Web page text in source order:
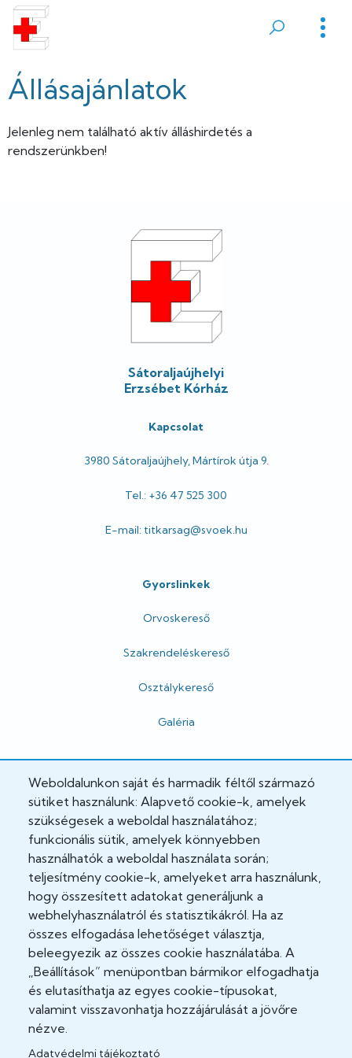
Ugrás
tartalomraSátoraljaújhelyi
Erzsébet
Kórház
Állásajánlatok
Jelenleg nem található aktív álláshirdetés a
rendszerünkben!
Sátoraljaújhelyi
Erzsébet Kórház
Kapcsolat
3980 Sátoraljaújhely, Mártírok útja 9.
Tel.: +36 47 525 300
E-mail: titkarsag@svoek.hu
Gyorslinkek
Orvoskereső
Szakrendeléskereső
Osztálykereső
Galéria
Hivatalos
Adatkezelési tájékoztató
Adatvédelmi tisztviselő
Akadálymentesítési nyilatkozat
Cookie Policy
Felhasználási feltételek
Impresszum
Jogi nyilatkozatok
Weboldalunkon saját és harmadik féltől származó
sütiket használunk: Alapvető cookie-k, amelyek
szükségesek a weboldal használatához;
funkcionális sütik, amelyek könnyebben
használhatók a weboldal használata során;
teljesítmény cookie-k, amelyeket arra használunk,
hogy összesített adatokat generáljunk a
webhelyhasználatról és statisztikákról. Ha az
összes elfogadása lehetőséget választja,
beleegyezik az összes cookie használatába. A
„Beállítások” menüpontban bármikor elfogadhatja
és elutasíthatja az egyes cookie-típusokat,
valamint visszavonhatja hozzájárulását a jövőre
nézve.
Adatvédelmi tájékoztató